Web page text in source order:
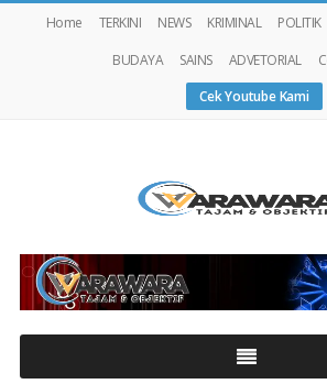
Home TERKINI NEWS KRIMINAL POLITIK
BUDAYA
SAINS ADVETORIAL
Cek Youtube Kami